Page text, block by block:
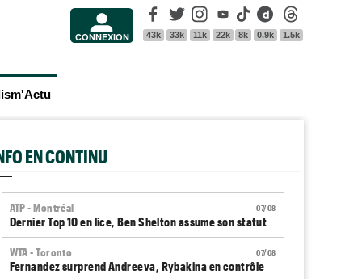
CONNEXION
Facebook
43k
Twitter
33k
Instagram
11k
Youtube
22k
Tik Tok
8k
Dailymotion
0.9k 1.5k
EN CONTINU
07/08
ATP - Montréal
Dernier Top 10 en lice, Ben Shelton assume son statut
07/08
WTA - Toronto
Fernandez surprend Andreeva, Rybakina en contrôle